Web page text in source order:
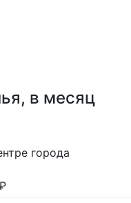
в месяц
города